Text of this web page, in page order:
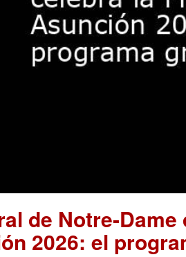
de Notre-
2026: el